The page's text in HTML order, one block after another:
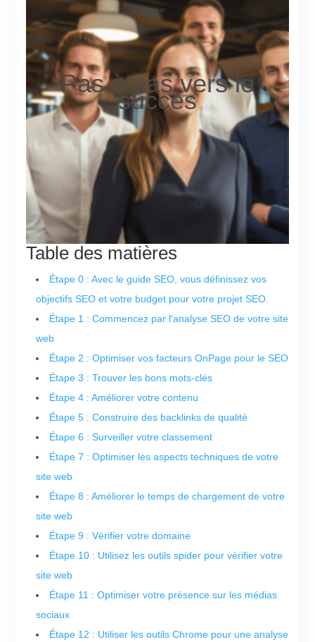
Pas à pas vers le
succès
Table des matières
Étape 0 : Avec le guide SEO, vous définissez vos
objectifs SEO et votre budget pour votre projet SEO.
Étape 1 : Commencez par l'analyse SEO de votre site
web
Étape 2 : Optimiser vos facteurs OnPage pour le SEO
Étape 3 : Trouver les bons mots-clés
Étape 4 : Améliorer votre contenu
Étape 5 : Construire des backlinks de qualité
Étape 6 : Surveiller votre classement
Étape 7 : Optimiser les aspects techniques de votre
site web
Étape 8 : Améliorer le temps de chargement de votre
site web
Étape 9 : Vérifier votre domaine
Étape 10 : Utilisez les outils spider pour vérifier votre
site web
Étape 11 : Optimiser votre présence sur les médias
sociaux
Étape 12 : Utiliser les outils Chrome pour une analyse